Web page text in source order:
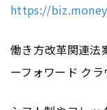
https://
働き方改革関連法
ーフォワード クラ